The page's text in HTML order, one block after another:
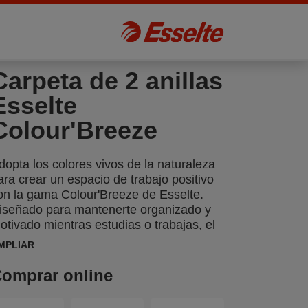
de 2 anillas
los colores vivos de la naturaleza
crear un espacio de trabajo positivo
la gama Colour'Breeze de Esselte.
para mantenerte organizado y
mientras estudias o trabajas, el
acabado y los relajantes colores
carpeta de anillas Esselte
de tapas flexibles A4 es
online